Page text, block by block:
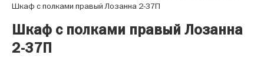
Шкаф с полками правый Лозанна 2-37П
Шкаф с полками правый Лозанна
2-37П